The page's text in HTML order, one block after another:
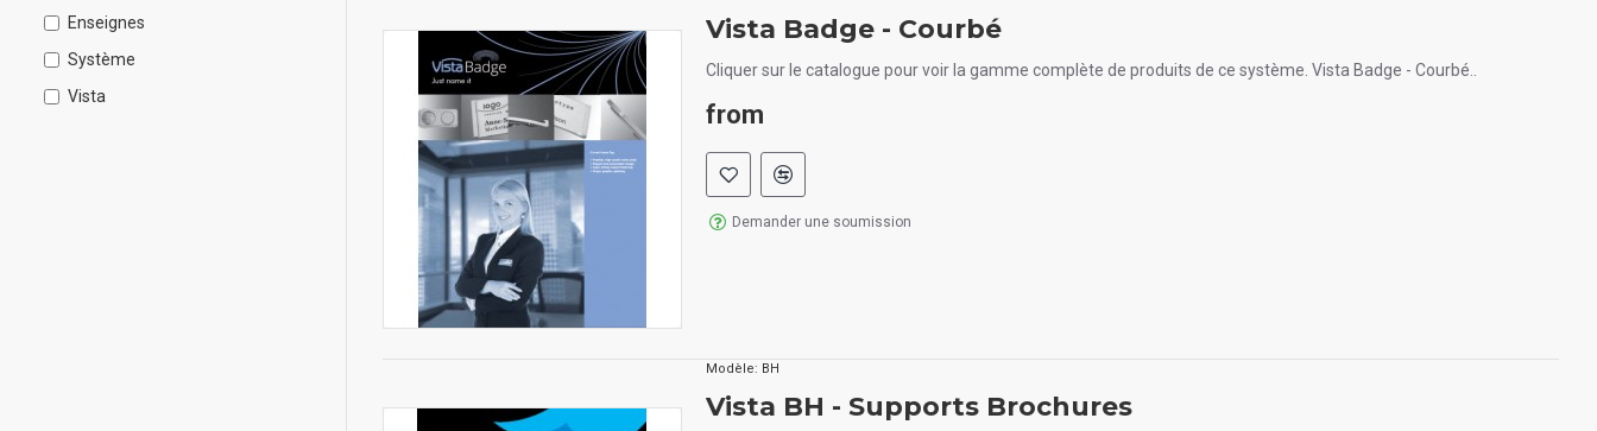
Enseignes
Système
Vista
Vista Badge - Courbé
Cliquer sur le catalogue pour voir la gamme complète de produits de ce système. Vista Badge - Courbé..
from
Demander une soumission
Modèle: BH
Vista BH - Supports Brochures